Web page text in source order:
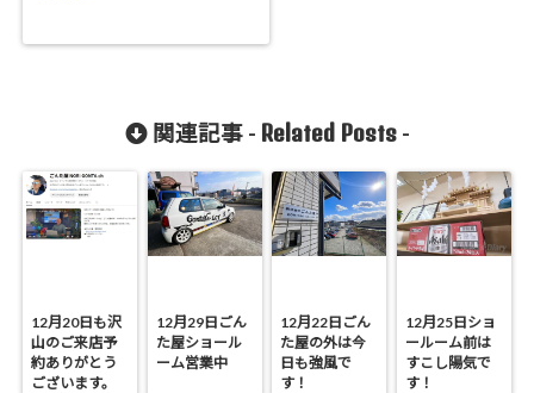
関連記事 - Related Posts-
12月20日も沢
山のご来店予
約ありがとう
ございます。
12月29日ごん
た屋ショール
ーム営業中
12月22日ごん
た屋の外は今
日も強風で
す！
12月25日ショ
ールーム前は
すこし陽気で
す！